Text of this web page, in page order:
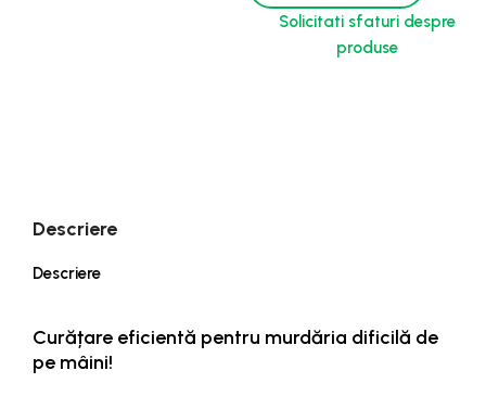
Solicitati sfaturi despre
produse
Descriere
Descriere
Curățare eficientă pentru murdăria dificilă de
pe mâini!